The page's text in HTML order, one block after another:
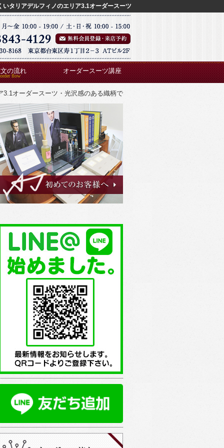
いタリアデルフィノのエリア3.1オーダースーツ
の流れ オーダースーツ講座
3.1オーダースーツ・光沢感のある織柄で